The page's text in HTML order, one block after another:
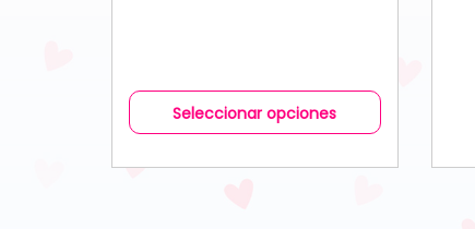
Seleccionar opciones